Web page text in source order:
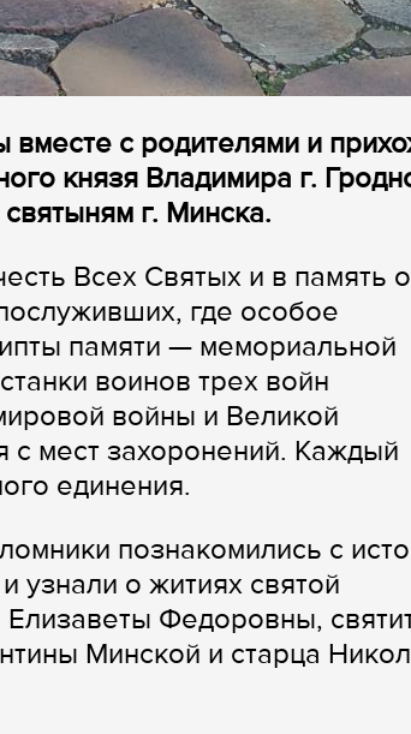
вместе с родителями и
князя Владимира г.
г. Минска.
Всех Святых и в память о
где особое
памяти — мемориальной
воинов трех войн
войны и Великой
с мест захоронений. Каждый
единения.
познакомились с
узнали о житиях святой
Федоровны,
Минской и старца